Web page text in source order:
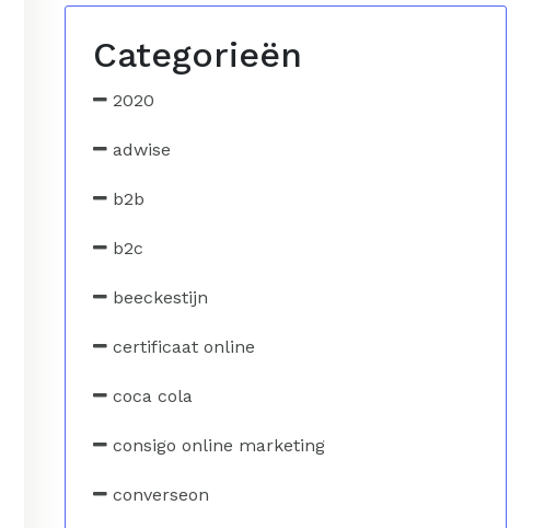
Categorieën
2020
adwise
b2b
b2c
beeckestijn
certificaat online
coca cola
consigo online marketing
converseon